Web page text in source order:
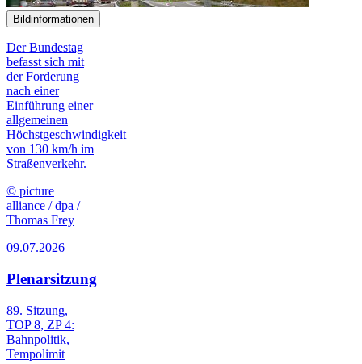
Bildinformationen
Der Bundestag
befasst sich mit
der Forderung
nach einer
Einführung einer
allgemeinen
Höchstgeschwindigkeit
von 130 km/h im
Straßenverkehr.
© picture
alliance / dpa /
Thomas Frey
09.07.2026
Plenarsitzung
89. Sitzung,
TOP 8, ZP 4:
Bahnpolitik,
Tempolimit